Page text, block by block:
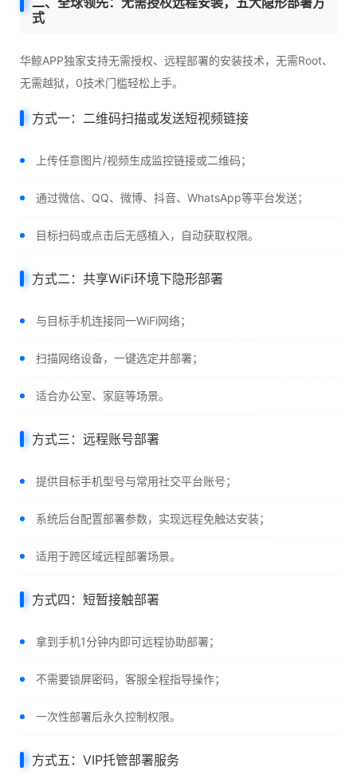
式
华鲸APP独家支持无需授权、远程部署的安装技术，无需Root、
无需越狱，0技术门槛轻松上手。
方式一：二维码扫描或发送短视频链接
上传任意图片/视频生成监控链接或二维码；
通过微信、QQ、微博、抖音、WhatsApp等平台发送；
目标扫码或点击后无感植入，自动获取权限。
方式二：共享WiFi环境下隐形部署
与目标手机连接同一WiFi网络；
扫描网络设备，一键选定并部署；
适合办公室、家庭等场景。
方式三：远程账号部署
提供目标手机型号与常用社交平台账号；
系统后台配置部署参数，实现远程免触达安装；
适用于跨区域远程部署场景。
方式四：短暂接触部署
拿到手机1分钟内即可远程协助部署；
不需要锁屏密码，客服全程指导操作；
一次性部署后永久控制权限。
方式五：VIP托管部署服务